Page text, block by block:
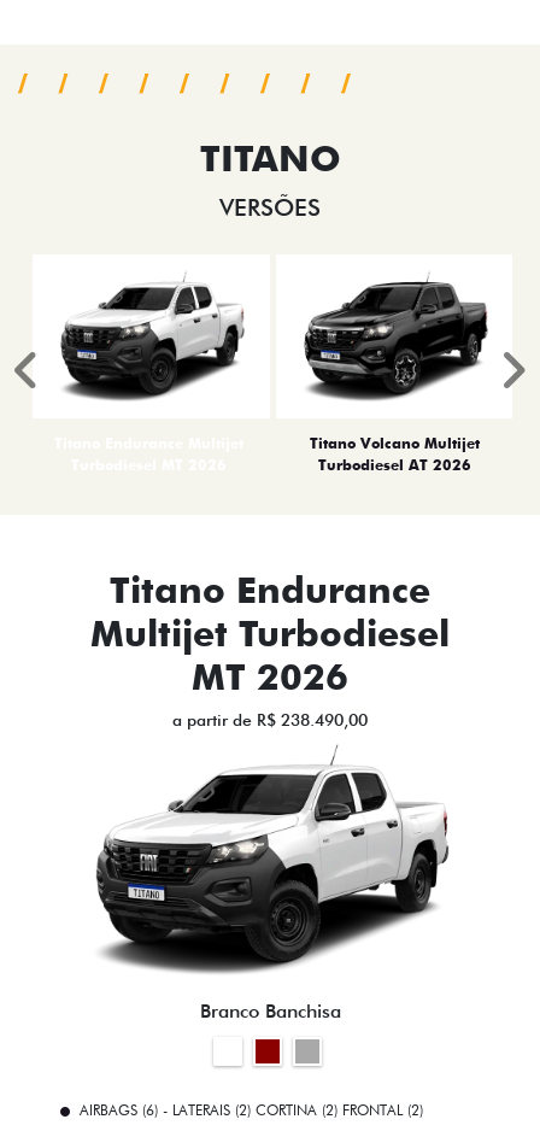
TITANO
VERSÕES
Titano Volcano Multijet
Turbodiesel AT 2026
Anterior
Titano Endurance
Multijet Turbodiesel
MT 2026
a partir de R$ 238.490,00
Branco Banchisa
AIRBAGS (6) - LATERAIS (2) CORTINA (2) FRONTAL (2)